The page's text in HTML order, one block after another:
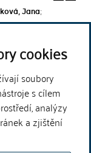
cookies
soubory
s cílem
analýzy
a zjištění
Jana;
that are used
may encounter
the most common
Theme by